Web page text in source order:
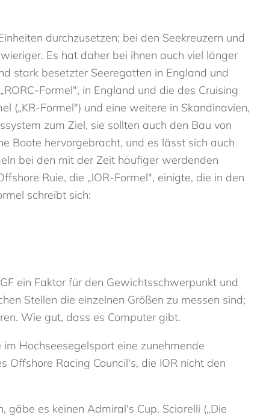
durchzusetzen; bei den Seekreuzern und
Es hat daher bei ihnen auch viel länger
stark besetzter Seeregatten in England und
Formel", in England und die des Cruising
(„KR-Formel") und eine weitere in Skandinavien,
zum Ziel, sie sollten auch den Bau von
Boote hervorgebracht, und es lässt sich auch
bei den mit der Zeit häufiger werdenden
Ruie, die „lOR-Formel", einigte, die in den
schreibt sich:
ein Faktor für den Gewichtsschwerpunkt und
Stellen die einzelnen Größen zu messen sind;
Wie gut, dass es Computer gibt.
Hochseesegelsport eine zunehmende
Racing Council's, die IOR nicht den
es keinen Admiral's Cup. Sciarelli („Die